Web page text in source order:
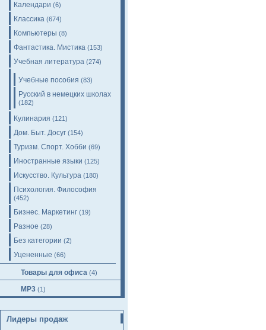
Календари (6)
Классика (674)
Компьютеры (8)
Фантастика. Мистика (153)
Учебная литература (274)
Учебные пособия (83)
Русский в немецких школах
(182)
Кулинария (121)
Дом. Быт. Досуг (154)
Туризм. Спорт. Хобби (69)
Иностранные языки (125)
Искусство. Культура (180)
Психология. Философия
(452)
Бизнес. Маркетинг (19)
Разное (28)
Без категории (2)
Уцененные (66)
Товары для офиса (4)
MP3 (1)
Лидеры продаж